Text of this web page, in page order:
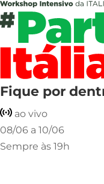
Fique por
ao vivo
08/06 a 10/06
Sempre às 19h